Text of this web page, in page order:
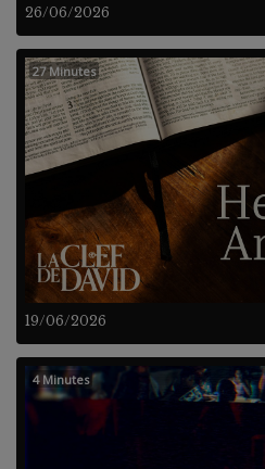
26/06/2026
19/06/2026
27 Minutes
4 Minutes